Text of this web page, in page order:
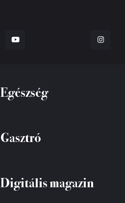
Egészség
Gasztró
Digitális magazin